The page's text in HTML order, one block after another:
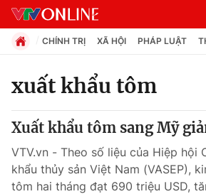
Chuyên mục
Xã hội
CHÍNH TRỊ XÃ HỘI PHÁP LUẬT
xuất khẩu tôm
Xuất khẩu tôm sang Mỹ
VTV.vn - Theo số liệu của Hiệp hội
khẩu thủy sản Việt Nam (VASEP),
tôm hai tháng đạt 690 triệu USD,